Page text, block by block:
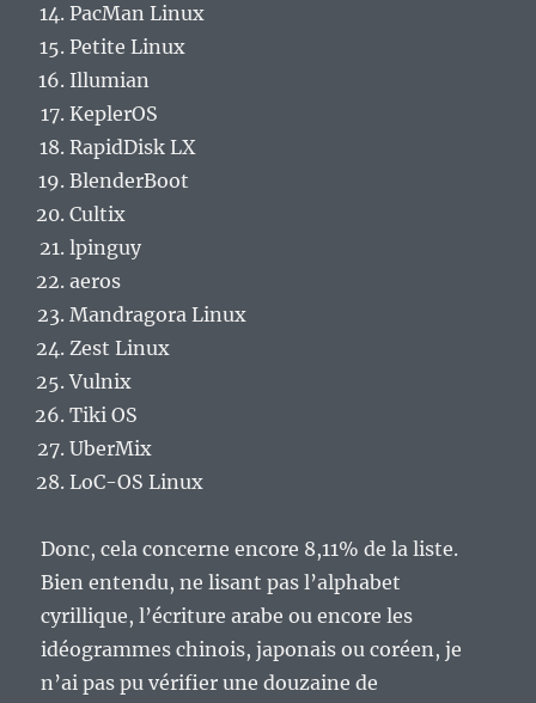
PacMan Linux
Petite Linux
Illumian
KeplerOS
RapidDisk LX
BlenderBoot
Cultix
lpinguy
aeros
Mandragora Linux
Zest Linux
Vulnix
Tiki OS
UberMix
LoC-OS Linux
Donc, cela concerne encore 8,11% de la liste.
Bien entendu, ne lisant pas l’alphabet
cyrillique, l’écriture arabe ou encore les
idéogrammes chinois, japonais ou coréen, je
n’ai pas pu vérifier une douzaine de